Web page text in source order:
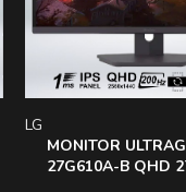
MONITOR
27G610A-B QHD
LG